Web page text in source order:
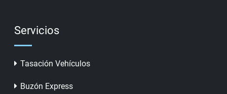
Servicios
Tasación Vehículos
Buzón Express